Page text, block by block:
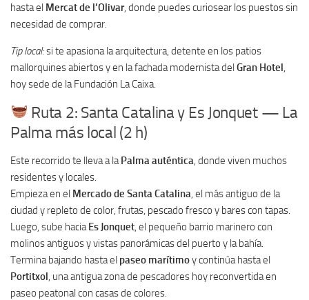
hasta el Mercat de l’Olivar, donde puedes curiosear los puestos sin
necesidad de comprar.
Tip local:si te apasiona la arquitectura, detente en los patios
mallorquines abiertos y en la fachada modernista del Gran Hotel
hoy sede de la Fundación La Caixa.
Ruta 2: Santa Catalina y Es Jonquet — La
Palma más local (2 h)
Este recorrido te lleva a la Palma auténtica , donde viven muchos
residentes y locales.
Empieza en el Mercado de Santa Catalina , el más antiguo de la
ciudad y repleto de color, frutas, pescado fresco y bares con tapas.
Luego, sube hacia Es Jonquet , el pequeño barrio marinero con
molinos antiguos y vistas panorámicas del puerto y la bahía.
Termina bajando hasta el paseo marítimoy continúa hasta el
Portitxol , una antigua zona de pescadores hoy reconvertida en
paseo peatonal con casas de colores.